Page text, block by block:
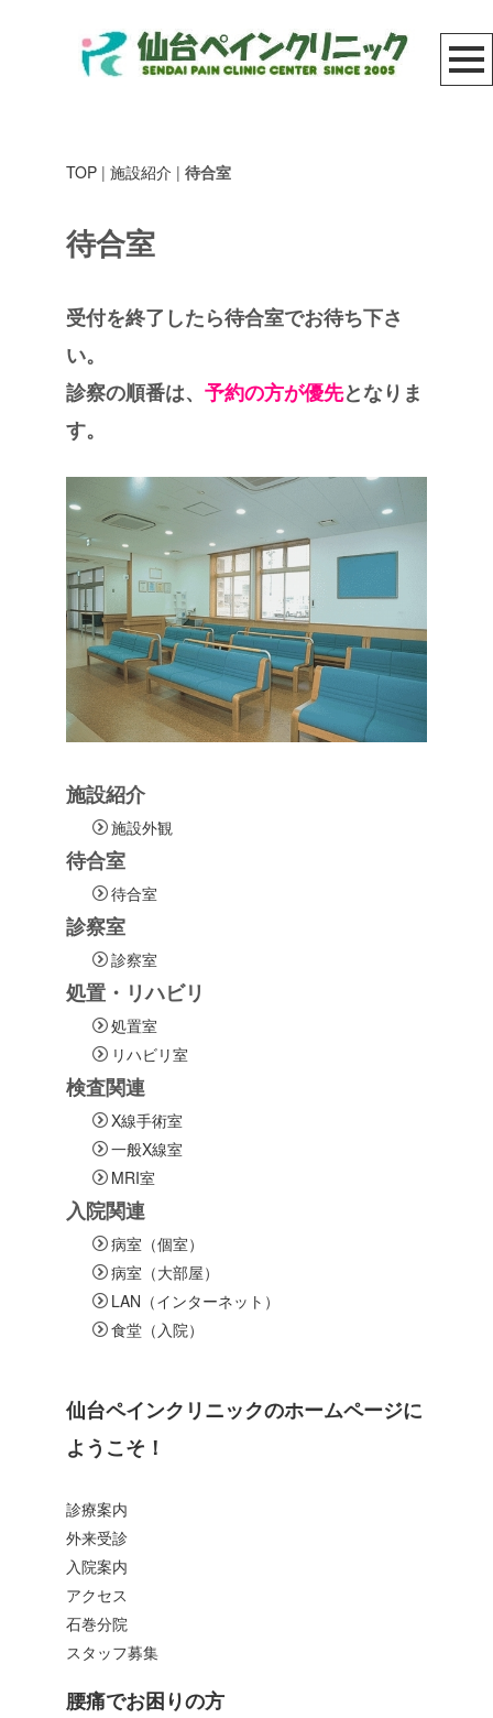
TOP| 施設紹介 | 待合室
待合室
受付を終了したら待合室でお待ち下さ
い。
診察の順番は、 予約の方が優先となりま
す。
施設紹介
施設外観
待合室
待合室
診察室
診察室
処置・リハビリ
処置室
リハビリ室
検査関連
X線手術室
一般X線室
MRI室
入院関連
病室（個室）
病室（大部屋）
LAN（インターネット）
食堂（入院）
仙台ペインクリニックのホームページに
ようこそ！
診療案内
外来受診
入院案内
アクセス
石巻分院
スタッフ募集
腰痛でお困りの方